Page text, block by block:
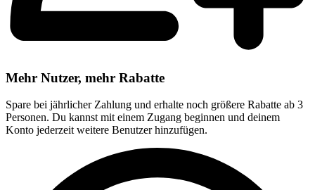
Mehr Nutzer, mehr Rabatte
Spare bei jährlicher Zahlung und erhalte noch größere Rabatte ab 3
Personen. Du kannst mit einem Zugang beginnen und deinem
Konto jederzeit weitere Benutzer hinzufügen.